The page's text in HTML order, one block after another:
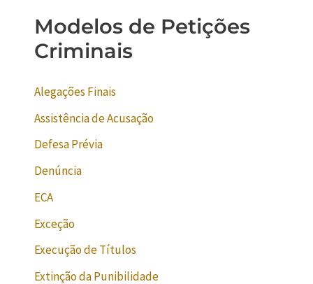
Modelos de Petições
Criminais
Alegações Finais
Assistência de Acusação
Defesa Prévia
Denúncia
ECA
Exceção
Execução de Títulos
Extinção da Punibilidade